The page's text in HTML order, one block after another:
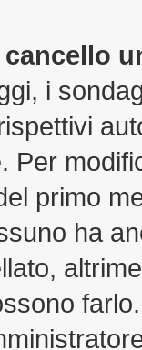
i
Per
primo
ha